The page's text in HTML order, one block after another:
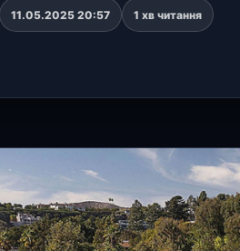
11.05.2025 20:57 1 хв читання